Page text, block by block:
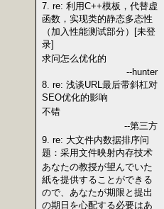
7. re: 利用C++模板，代替虚
函数，实现类的静态多态性
（加入性能测试部分）[未登
录]
求问怎么优化的
--hunter
8. re: 浅谈URL最后带斜杠对
SEO优化的影响
不错
--第三方
9. re: 大文件内数据排序问
题：采用文件映射内存技术
あなたの教授が望んでいた
紙を提供することができる
ので、あなたが期限と提出
の期日を心配する必要はあ